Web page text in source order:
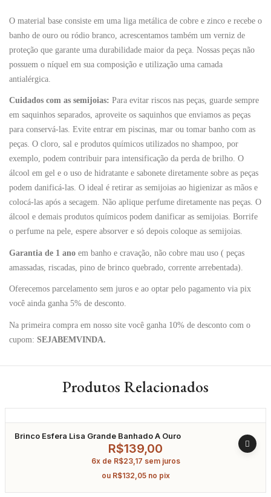
O material base consiste em uma liga metálica de cobre e zinco e recebe o
banho de ouro ou ródio branco, acrescentamos também um verniz de
proteção que garante uma durabilidade maior da peça. Nossas peças não
possuem o níquel em sua composição e utilização uma camada
antialérgica.
Cuidados com as semijoias: Para evitar riscos nas peças, guarde sempre
em saquinhos separados, aproveite os saquinhos que enviamos as peças
para conservá-las. Evite entrar em piscinas, mar ou tomar banho com as
peças. O cloro, sal e produtos químicos utilizados no shampoo, por
exemplo, podem contribuir para intensificação da perda de brilho. O
álcool em gel e o uso de hidratante e sabonete diretamente sobre as peças
podem danificá-las. O ideal é retirar as semijoias ao higienizar as mãos e
colocá-las após a secagem. Não aplique perfume diretamente nas peças. O
álcool e demais produtos químicos podem danificar as semijoias. Borrife
o perfume na pele, espere absorver e só depois coloque as semijoias.
Garantia de 1 ano em banho e cravação, não cobre mau uso ( peças
amassadas, riscadas, pino de brinco quebrado, corrente arrebentada).
Oferecemos parcelamento sem juros e ao optar pelo pagamento via pix
você ainda ganha 5% de desconto.
Na primeira compra em nosso site você ganha 10% de desconto com o
cupom: SEJABEMVINDA.
Produtos Relacionados
Brinco Esfera Lisa Grande Banhado A Ouro
R$139,00
6x de R$23,17 sem juros
ou R$132,05 no pix